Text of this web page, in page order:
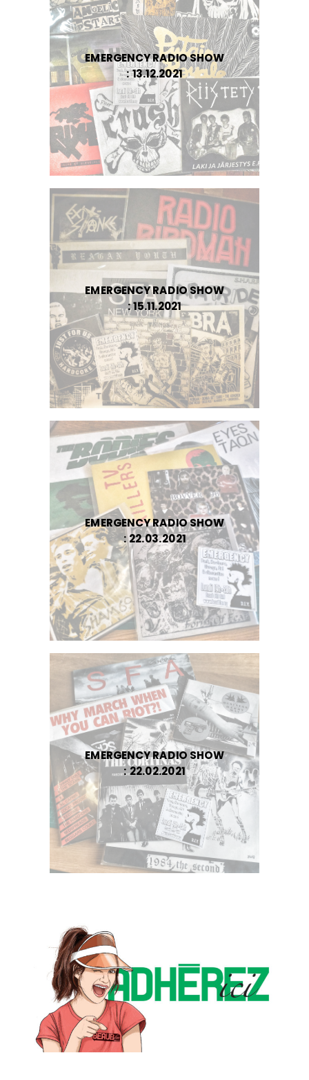
EMERGENCY RADIO SHOW
: 13.12.2021
EMERGENCY RADIO SHOW
: 15.11.2021
EMERGENCY RADIO SHOW
: 22.03.2021
EMERGENCY RADIO SHOW
: 22.02.2021